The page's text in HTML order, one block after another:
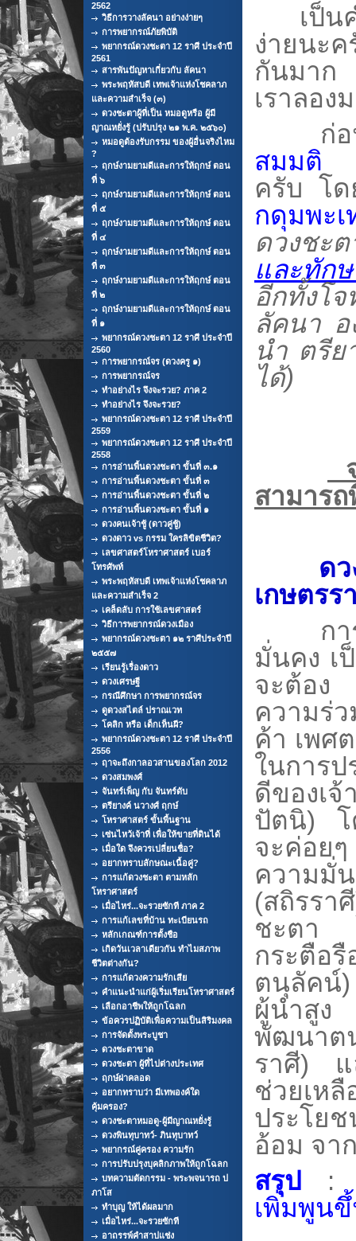
2562
วิธีการวางลัคนา อย่างง่ายๆ
การพยากรณ์ภัยพิบัติ
พยากรณ์ดวงชะตา 12 ราศี ประจำปี
2561
สารพันปัญหาเกี่ยวกับ ลัคนา
พระพฤหัสบดี เทพเจ้าแห่งโชคลาภ
และความสำเร็จ (๓)
ดวงชะตาผู้ที่เป็น หมอดูหรือ ผู้มี
ญาณหยั่งรู้ (ปรับปรุง ๒๑ พ.ค. ๒๕๖๐)
หมอดูต้องรับกรรม ของผู้อื่นจริงไหม
?
ฤกษ์งามยามดีและการให้ฤกษ์ ตอน
ที่ ๖
ฤกษ์งามยามดีและการให้ฤกษ์ ตอน
ที่ ๕
ฤกษ์งามยามดีและการให้ฤกษ์ ตอน
ที่ ๔
ฤกษ์งามยามดีและการให้ฤกษ์ ตอน
ที่ ๓
ฤกษ์งามยามดีและการให้ฤกษ์ ตอน
ที่ ๒
ฤกษ์งามยามดีและการให้ฤกษ์ ตอน
ที่ ๑
พยากรณ์ดวงชะตา 12 ราศี ประจำปี
2560
การพยากรณ์จร (ดวงครู ๑)
การพยากรณ์จร
ทำอย่างไร จึงจะรวย? ภาค 2
ทำอย่างไร จึงจะรวย?
พยากรณ์ดวงชะตา 12 ราศี ประจำปี
2559
พยากรณ์ดวงชะตา 12 ราศี ประจำปี
2558
การอ่านพื้นดวงชะตา ขั้นที่ ๓.๑
การอ่านพื้นดวงชะตา ขั้นที่ ๓
การอ่านพื้นดวงชะตา ขั้นที่ ๒
การอ่านพื้นดวงชะตา ขั้นที่ ๑
ดวงคนเจ้าชู้ (ดาวคู่ชู้)
ดวงดาว vs กรรม ใครลิขิตชีวิต?
เลขศาสตร์โหราศาสตร์ เบอร์
โทรศัพท์
พระพฤหัสบดี เทพเจ้าแห่งโชคลาภ
และความสำเร็จ 2
เคล็ดลับ การใช้เลขศาสตร์
วิธีการพยากรณ์ดวงเมือง
พยากรณ์ดวงชะตา ๑๒ ราศีประจำปี
๒๕๕๗
เรียนรู้เรื่องดาว
ดวงเศรษฐี
กรณีศึกษา การพยากรณ์จร
ดูดวงสไตล์ ปราณเวท
โคลิก หรือ เด็กเห็นผี?
พยากรณ์ดวงชะตา 12 ราศี ประจำปี
2556
ฤาจะถึงกาลอวสานของโลก 2012
ดวงสมพงศ์
จันทร์เพ็ญ กับ จันทร์ดับ
ตรียางค์ นวางศ์ ฤกษ์
โหราศาสตร์ ขั้นพื้นฐาน
เซ่นไหว้เจ้าที่ เพื่อให้ขายที่ดินได้
เมื่อใด จึงควรเปลี่ยนชื่อ?
อยากทราบลักษณะเนื้อคู่?
การแก้ดวงชะตา ตามหลัก
โหราศาสตร์
เมื่อไหร่...จะรวยซักที ภาค 2
การแก้เลขที่บ้าน ทะเบียนรถ
หลักเกณฑ์การตั้งชือ
เกิดวันเวลาเดียวกัน ทำไมสภาพ
ชีวิตต่างกัน?
การแก้ดวงความรักเสีย
คำแนะนำแก่ผู้เริ่มเรียนโหราศาสตร์
เลือกอาชีพให้ถูกโฉลก
ข้อควรปฏิบัติเพื่อความเป็นสิริมงคล
การจัดตั้งพระบูชา
ดวงชะตาขาด
ดวงชะตา ผู้ที่ไปต่างประเทศ
ฤกษ์ผ่าคลอด
อยากทราบว่า มีเทพองค์ใด
คุ้มครอง?
ดวงชะตาหมอดู-ผู้มีญาณหยั่งรู้
ดวงพินทุบาทว์- ภินทุบาทว์
พยากรณ์คู่ครอง ความรัก
การปรับปรุงบุคลิกภาพให้ถูกโฉลก
บทความตัดกรรม - พระพจนารถ ป
ภาโส
ทำบุญ ให้ได้ผลมาก
เมื่อไหร่...จะรวยซักที
อาถรรพ์คำสาปแช่ง
เป็น
ง่ายนะ
กันมาก
เราลอ
ก่อนอื่
สมม
ครับ โด
กดุมพะ
ดวงช
และทัก
อีกทั้งโ
ลัคนา อ
นำ ตรีย
ได้)
สามาร
ด
เกษตร
การเ
มั่นคง เ
จะต้อง
ความร่
ค้า เพศ
ในการ
ดีของ
ปัตนิ) โ
จะค่อย
ความมั่
(สถิรรา
ชะ
กระตือ
ตนุลัคน์
ผู้นำสู
พัฒนาต
ราศี) แ
ช่วยเ
ประโย
อ้อม จา
สรุป
เพิ่มพูนขึ้